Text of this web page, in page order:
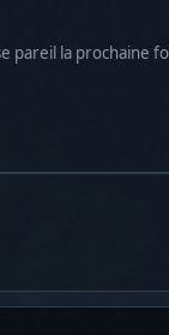
pareil la prochaine